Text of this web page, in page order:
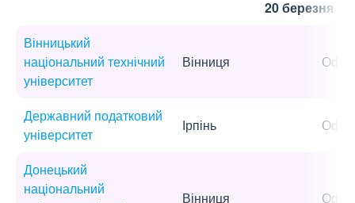
20 березня
Вінницький
національний технічний
університет
Вінниця
Державний податковий
університет
Ірпінь
Донецький
національний
Вінниця